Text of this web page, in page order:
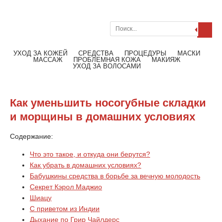
УХОД ЗА КОЖЕЙ СРЕДСТВА ПРОЦЕДУРЫ
МАСКИ
МАССАЖ
ПРОБЛЕМНАЯ КОЖА
МАКИЯЖ
УХОД ЗА ВОЛОСАМИ
Как уменьшить носогубные складки
и морщины в домашних условиях
Содержание:
Что это такое, и откуда они берутся?
Как убрать в домашних условиях?
Бабушкины средства в борьбе за вечную молодость
Секрет Кэрол Маджио
Шиацу
С приветом из Индии
Дыхание по Грир Чайлдерс